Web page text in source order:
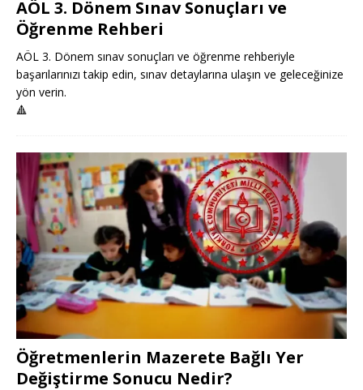
AÖL 3. Dönem Sınav Sonuçları ve
Öğrenme Rehberi
AÖL 3. Dönem sınav sonuçları ve öğrenme rehberiyle
başarılarınızı takip edin, sınav detaylarına ulaşın ve geleceğinize
yön verin.
🔺
Öğretmenlerin Mazerete Bağlı Yer
Değiştirme Sonucu Nedir?